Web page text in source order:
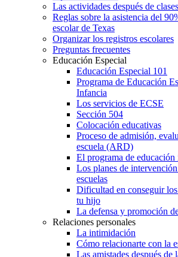
Las actividades después de clases
Reglas sobre la asistencia del
escolar de Texas
Organizar los registros escolares
Preguntas frecuentes
Educación Especial
Educación Especial 101
Programa de Educación
Infancia
Los servicios de ECSE
Sección 504
Colocación educativas
Proceso de admisión,
escuela (ARD)
El programa de
Los planes de
escuelas
Dificultad en conseguir
tu hijo
La defensa y promoción
Relaciones personales
La intimidación
Cómo relacionarte con la
Las amistades después de